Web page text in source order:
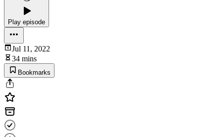
Play episode
Jul 11, 2022
34 mins
Bookmarks